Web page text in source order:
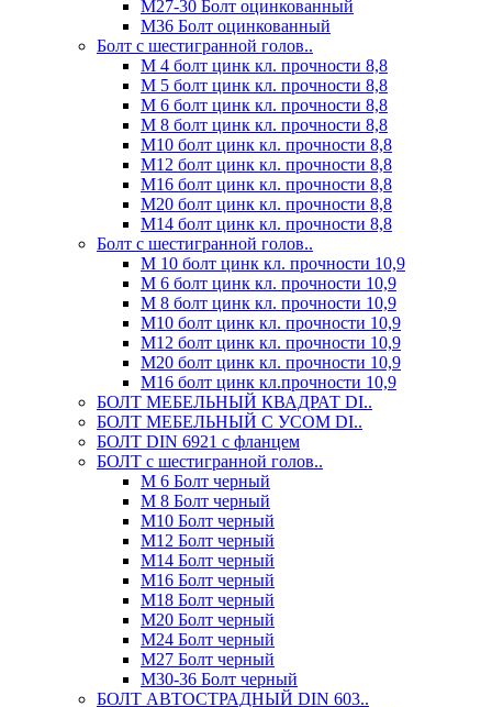
М27-30 Болт оцинкованный
М36 Болт оцинкованный
Болт с шестигранной голов..
М 4 болт цинк кл. прочности 8,8
М 5 болт цинк кл. прочности 8,8
М 6 болт цинк кл. прочности 8,8
М 8 болт цинк кл. прочности 8,8
М10 болт цинк кл. прочности 8,8
М12 болт цинк кл. прочности 8,8
М16 болт цинк кл. прочности 8,8
М20 болт цинк кл. прочности 8,8
М14 болт цинк кл. прочности 8,8
Болт с шестигранной голов..
М 10 болт цинк кл. прочности 10,9
М 6 болт цинк кл. прочности 10,9
М 8 болт цинк кл. прочности 10,9
М10 болт цинк кл. прочности 10,9
М12 болт цинк кл. прочности 10,9
М20 болт цинк кл. прочности 10,9
М16 болт цинк кл.прочности 10,9
БОЛТ МЕБЕЛЬНЫЙ КВАДРАТ DI..
БОЛТ МЕБЕЛЬНЫЙ С УСОМ DI..
БОЛТ DIN 6921 c фланцем
БОЛТ с шестигранной голов..
М 6 Болт черный
М 8 Болт черный
М10 Болт черный
М12 Болт черный
М14 Болт черный
М16 Болт черный
М18 Болт черный
М20 Болт черный
М24 Болт черный
М27 Болт черный
М30-36 Болт черный
БОЛТ АВТОСТРАДНЫЙ DIN 603..